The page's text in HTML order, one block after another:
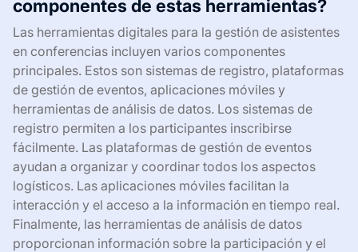
componentes de estas herramientas?
Las herramientas digitales para la gestión de asistentes
en conferencias incluyen varios componentes
principales. Estos son sistemas de registro, plataformas
de gestión de eventos, aplicaciones móviles y
herramientas de análisis de datos. Los sistemas de
registro permiten a los participantes inscribirse
fácilmente. Las plataformas de gestión de eventos
ayudan a organizar y coordinar todos los aspectos
logísticos. Las aplicaciones móviles facilitan la
interacción y el acceso a la información en tiempo real.
Finalmente, las herramientas de análisis de datos
proporcionan información sobre la participación y el